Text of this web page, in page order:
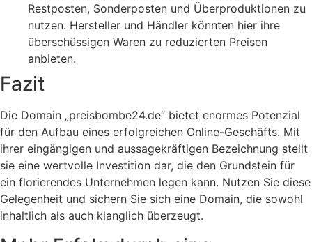
Restposten, Sonderposten und Überproduktionen zu
nutzen. Hersteller und Händler könnten hier ihre
überschüssigen Waren zu reduzierten Preisen
anbieten.
Fazit
Die Domain „preisbombe24.de“ bietet enormes Potenzial
für den Aufbau eines erfolgreichen Online-Geschäfts. Mit
ihrer eingängigen und aussagekräftigen Bezeichnung stellt
sie eine wertvolle Investition dar, die den Grundstein für
ein florierendes Unternehmen legen kann. Nutzen Sie diese
Gelegenheit und sichern Sie sich eine Domain, die sowohl
inhaltlich als auch klanglich überzeugt.